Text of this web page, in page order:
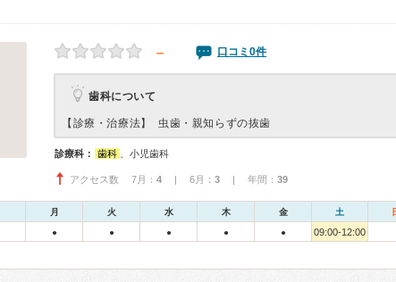
－ 口コミ0件
歯科について
【診療・治療法】 虫歯・親知らずの抜歯
診療科： 歯科 、小児歯科
アクセス数 7月： 4 | 6月： 3 | 年間： 39
月 火 水 木 金 土
● ● ● ● ● 09:00-12:00